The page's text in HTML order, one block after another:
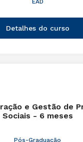
Detalhes do curso
e Gestão de
Sociais - 6 meses
Pós-Graduação